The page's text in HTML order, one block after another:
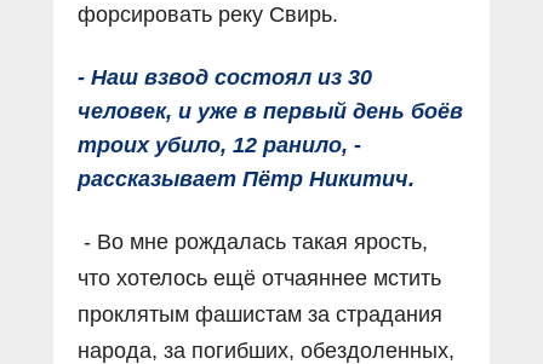
форсировать реку Свирь.
- Наш взвод состоял из 30
человек, и уже в первый день боёв
троих убило, 12 ранило, -
рассказывает Пётр Никитич.
- Во мне рождалась такая ярость,
что хотелось ещё отчаяннее мстить
проклятым фашистам за страдания
народа, за погибших, обездоленных,